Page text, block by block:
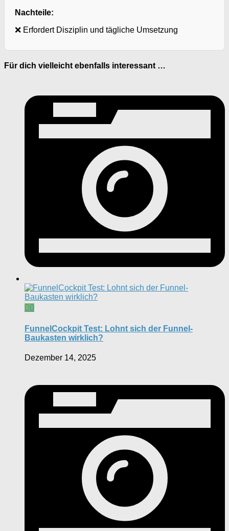
Nachteile:
❌ Erfordert Disziplin und tägliche Umsetzung
Für dich vielleicht ebenfalls interessant …
0
FunnelCockpit Test: Lohnt sich der Funnel-
Baukasten wirklich?
Dezember 14, 2025